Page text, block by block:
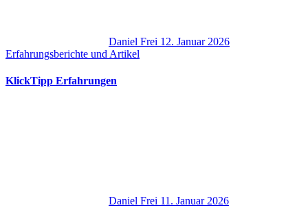
Daniel Frei 12. Januar 2026
Erfahrungsberichte und Artikel
KlickTipp Erfahrungen
Daniel Frei 11. Januar 2026